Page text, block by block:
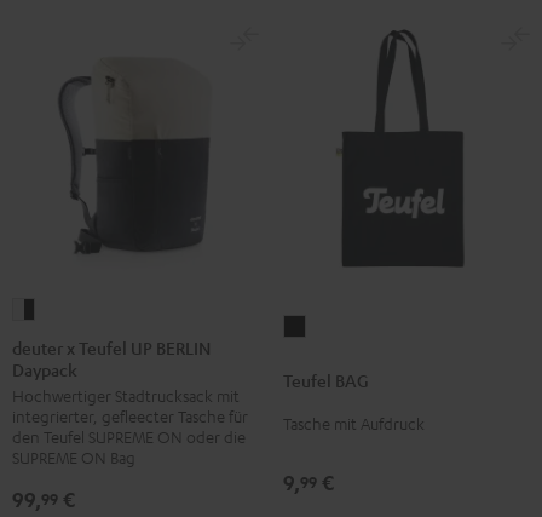
Teufel
UP
BERLIN
Daypack
deuter x Teufel UP BERLIN
Daypack
Hochwertiger Stadtrucksack mit
integrierter, gefleecter Tasche für
den Teufel SUPREME ON oder die
SUPREME ON Bag
99,99 €
Schwarz
Teufel BAG
Tasche mit Aufdruck
9,99 €